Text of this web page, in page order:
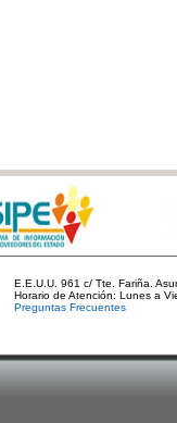
E.E.U.U. 961 c/ Tte. Fariña.
Horario de Atención: Lunes a
Preguntas Frecuentes